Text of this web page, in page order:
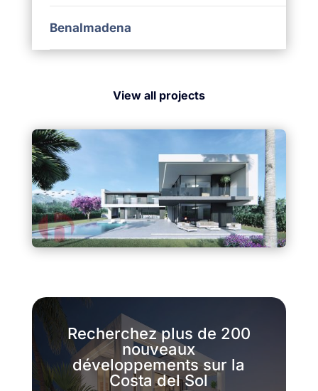
Benalmadena
View all projects
Recherchez plus de 200
nouveaux
développements sur la
Costa del Sol